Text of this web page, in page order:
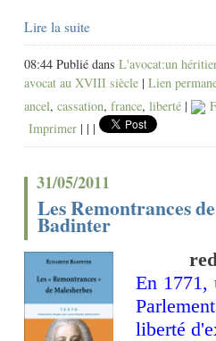
Lire la suite
08:44 Publié dans L'avocat:un
avocat au XVIII siècle | Lien
ancel, cassation, france, liberté |
Imprimer | | |
31/05/2011
Les Remontrances
Badinter
En
liberté